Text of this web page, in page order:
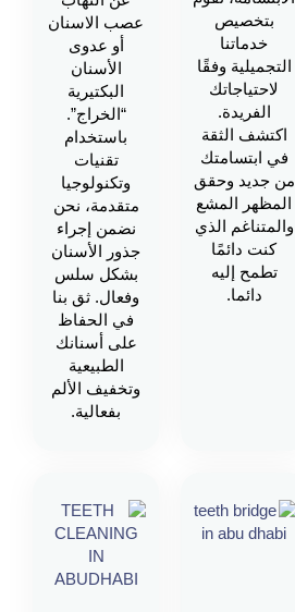
بتخصيص
خدماتنا
التجميلية وفقًا
لاحتياجاتك
الفريدة.
اكتشف الثقة
في ابتسامتك
من جديد وحقق
المظهر المشع
والمتناغم الذي
كنت دائمًا
تطمح إليه
دائما.
عصب الاسنان
أو عدوى
الأسنان
البكتيرية
“الخراج”.
باستخدام
تقنيات
وتكنولوجيا
متقدمة، نحن
نضمن إجراء
جذور الأسنان
بشكل سلس
وفعال. ثق بنا
في الحفاظ
على أسنانك
الطبيعية
وتخفيف الألم
بفعالية.